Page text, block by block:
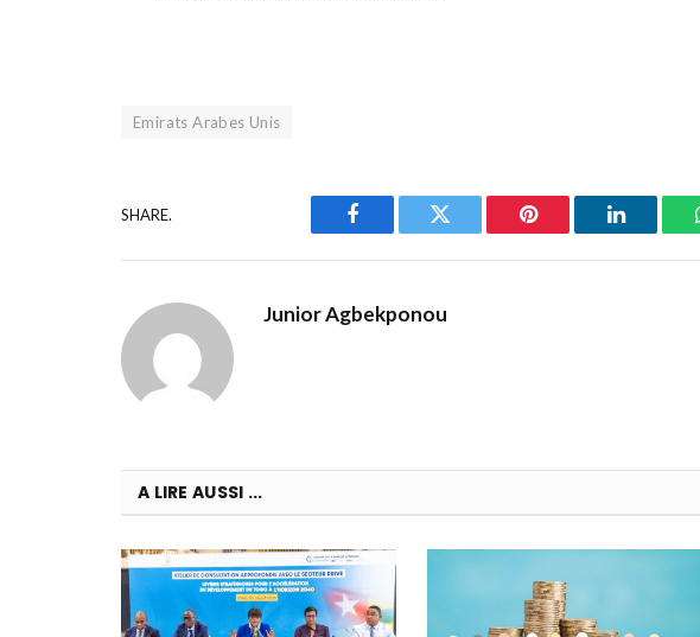
Emirats Arabes Unis
SHARE.
Facebook Twitter Pinterest LinkedIn
Junior Agbekponou
A LIRE AUSSI ...